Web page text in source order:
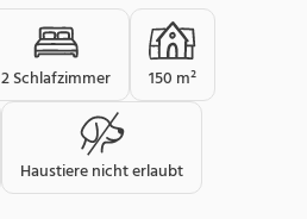
2 Schlafzimmer 150 m²
Haustiere nicht erlaubt